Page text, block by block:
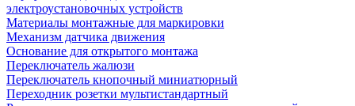
электроустановочных устройств
Материалы монтажные для маркировки
Механизм датчика движения
Основание для открытого монтажа
Переключатель жалюзи
Переключатель кнопочный миниатюрный
Переходник розетки мультистандартный